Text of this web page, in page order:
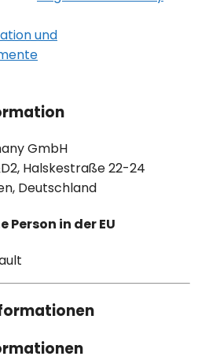
und
GmbH
Halskestraße 22-24
Deutschland
in der EU